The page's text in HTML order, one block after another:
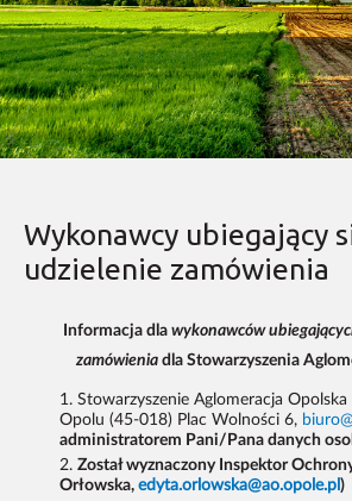
Wykonawcy ubiegający
udzielenie zamówienia
Informacja dla wykonawców
zamówieniadla Stowarzyszenia
Stowarzyszenie Aglomeracja Opolska
Opolu (45-018) Plac Wolności 6,
administratorem Pani/Pana danych
Został wyznaczony Inspektor
Orłowska, edyta.orlowska@ao.opole.pl )